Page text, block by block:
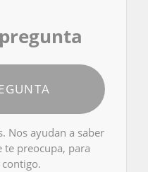
Nos ayudan a saber
te preocupa, para